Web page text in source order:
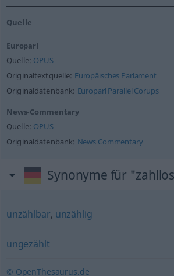
Quelle
Europarl
Quelle: OPUS
Originaltextquelle: Europäisches Parlament
Originaldatenbank: Europarl Parallel Corups
News-Commentary
Quelle: OPUS
Originaldatenbank: News Commentary
Synonyme für
unzählbar, unzählig
ungezählt
© OpenThesaurus.de